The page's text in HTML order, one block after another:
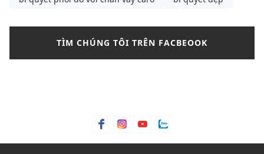
bảng size quần tây nữ
Bột ngô Bột Talc
C&K
C&K Việt Nam Cacao
Calvin Klein
TÌM CHÚNG TÔI TRÊN FACBEOOK